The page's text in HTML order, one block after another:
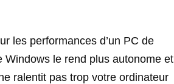
les performances d’un PC de
Windows le rend plus autonome et
ralentit pas trop votre ordinateur